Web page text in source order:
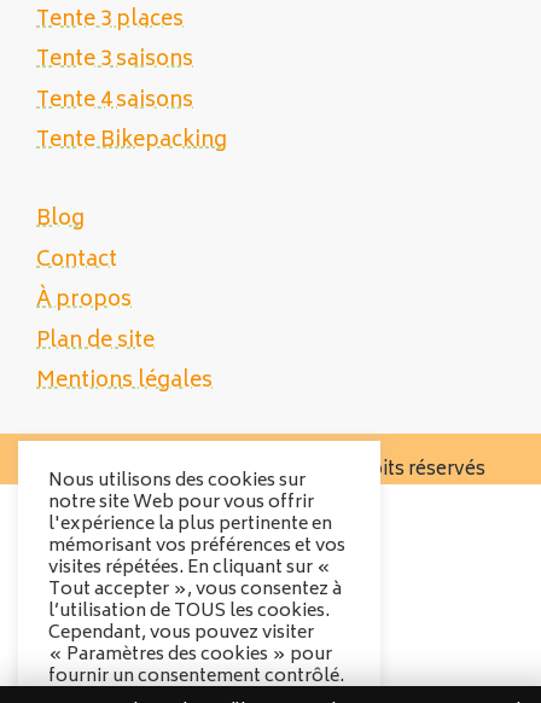
Tente 3 places
Tente 3 saisons
Tente 4 saisons
Tente Bikepacking
Blog
Contact
À propos
Plan de site
Mentions légales
Copyright 2025 Tente Trek - Tous droits réservés
Nous utilisons des cookies sur
notre site Web pour vous offrir
l'expérience la plus pertinente en
mémorisant vos préférences et vos
visites répétées. En cliquant sur «
Tout accepter », vous consentez à
l’utilisation de TOUS les cookies.
Cependant, vous pouvez visiter
« Paramètres des cookies » pour
fournir un consentement contrôlé.